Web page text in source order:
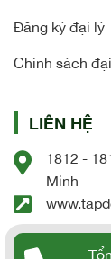
Đăng ký đại lý
Chính sách
LIÊN HỆ
1812 -
Minh